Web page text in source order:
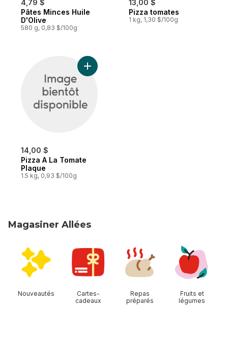
4,79 $
Préparé au Québec
Pâtes Minces Huile
D'Olive
580 g, 0,83 $/100g
13,00 $
Préparé au Canada
Pizza tomates
1 kg, 1,30 $/100g
14,00 $
Pizza A La Tomate
Plaque
1.5 kg, 0,93 $/100g
Ajouter Pizza A La Tomate Plaque au
Magasiner Allées
Nouveautés
Cartes-
cadeaux
Repas
préparés
Fruits et
légumes